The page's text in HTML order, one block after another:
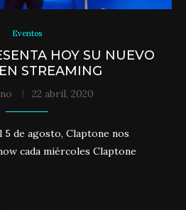
Eventos
HOY SU NUEVO
STREAMING
22 abril, 2020
de agosto, Claptone nos
cada miércoles Claptone